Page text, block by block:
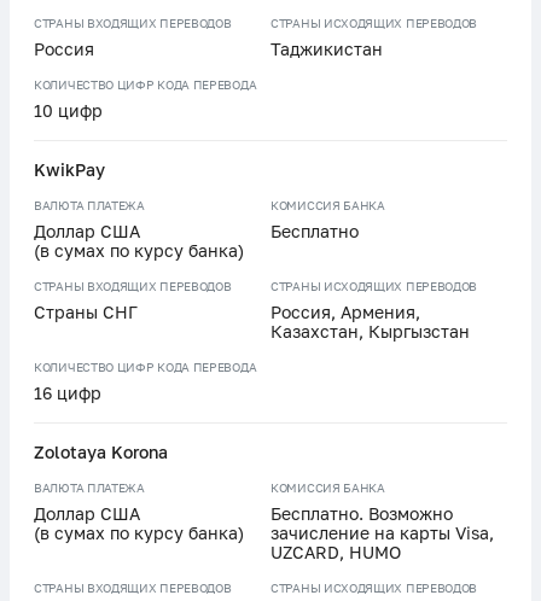
СТРАНЫ ВХОДЯЩИХ ПЕРЕВОДОВ
Россия
СТРАНЫ ИСХОДЯЩИХ ПЕРЕВОДОВ
Таджикистан
КОЛИЧЕСТВО ЦИФР КОДА ПЕРЕВОДА
10 цифр
KwikPay
ВАЛЮТА ПЛАТЕЖА
Доллар США
(в сумах по курсу банка)
КОМИССИЯ БАНКА
Бесплатно
СТРАНЫ ВХОДЯЩИХ ПЕРЕВОДОВ
Страны СНГ
СТРАНЫ ИСХОДЯЩИХ ПЕРЕВОДОВ
Россия, Армения,
Казахстан, Кыргызстан
КОЛИЧЕСТВО ЦИФР КОДА ПЕРЕВОДА
16 цифр
Zolotaya Korona
ВАЛЮТА ПЛАТЕЖА
Доллар США
(в сумах по курсу банка)
КОМИССИЯ БАНКА
Бесплатно. Возможно
зачисление на карты Visa,
UZCARD, HUMO
СТРАНЫ ВХОДЯЩИХ ПЕРЕВОДОВ СТРАНЫ ИСХОДЯЩИХ ПЕРЕВОДОВ